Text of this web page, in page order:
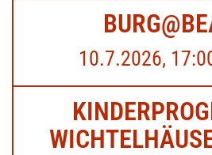
10.7.2026,